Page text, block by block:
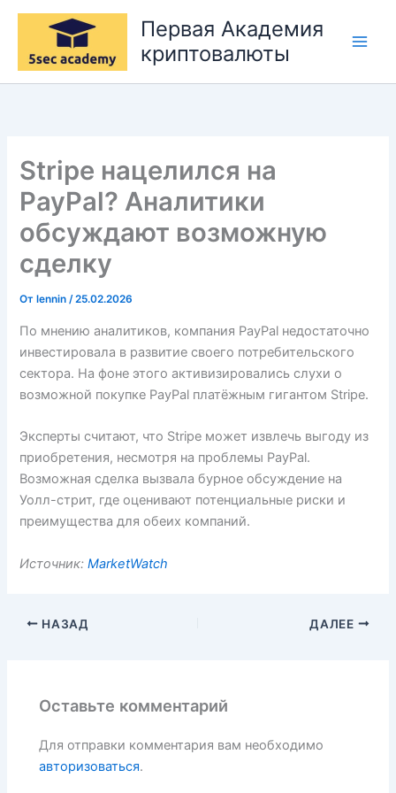
Перейти
содержимому
Первая Академия
криптовалюты
Stripe нацелился на
PayPal? Аналитики
обсуждают возможную
сделку
От lennin/25.02.2026
По мнению аналитиков, компания PayPal недостаточно
инвестировала в развитие своего потребительского
сектора. На фоне этого активизировались слухи о
возможной покупке PayPal платёжным гигантом Stripe.
Эксперты считают, что Stripe может извлечь выгоду из
приобретения, несмотря на проблемы PayPal.
Возможная сделка вызвала бурное обсуждение на
Уолл-стрит, где оценивают потенциальные риски и
преимущества для обеих компаний.
Источник:MarketWatch
НАЗАД ДАЛЕЕ
Оставьте комментарий
Для отправки комментария вам необходимо
авторизоваться.